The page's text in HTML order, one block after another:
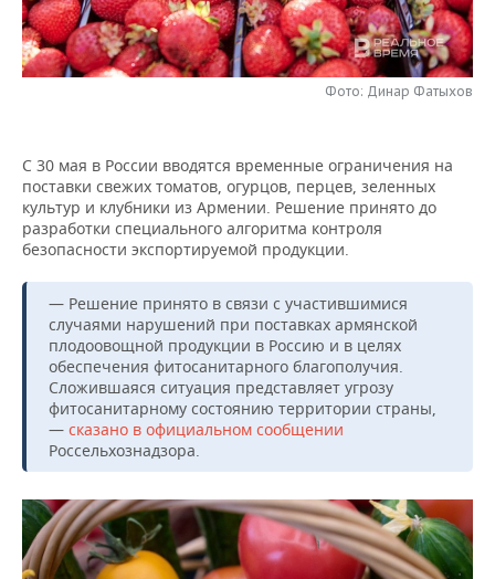
ОПК
ЭНЕРГЕТИКА
УСЛУГИ
МЕДИА
ВЫЕЗДНАЯ РЕДАКЦИЯ
ОТКРЫТАЯ ЛЕКЦИЯ
НОВОСТИ СПОРТА
БАСКЕТБОЛ
ВОЛЕЙБОЛ
КИБЕРСПОРТ
ФИГУРНОЕ КАТАНИЕ
ВОДНЫЕ ВИДЫ СПОРТА
ХОККЕЙ С МЯЧОМ
ОБЩЕСТВО
ИНФРАСТРУКТУРА
ИСТОРИЯ
КУЛЬТУРА
МЕДИЦИНА
ОБРАЗОВАНИЕ
ПРОИСШЕСТВИЯ
СПРАВОЧНИК
СПИСОК ПЕРСОН
СПИСОК КОМПАНИЙ
ПОЛНАЯ ВЕРСИЯ
Фото: Динар Фатыхов
С 30 мая в России вводятся временные ограничения на
поставки свежих томатов, огурцов, перцев, зеленных
культур и клубники из Армении. Решение принято до
разработки специального алгоритма контроля
безопасности экспортируемой продукции.
— Решение принято в связи с участившимися
случаями нарушений при поставках армянской
плодоовощной продукции в Россию и в целях
обеспечения фитосанитарного благополучия.
Сложившаяся ситуация представляет угрозу
фитосанитарному состоянию территории страны,
— сказано в официальном сообщении
Россельхознадзора.